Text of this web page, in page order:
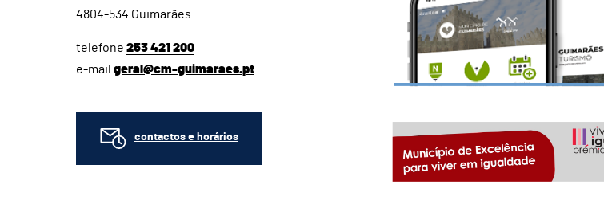
4804-534 Guimarães
telefone 253 421 200
e-mail geral@cm-guimaraes.pt
contactos e horários